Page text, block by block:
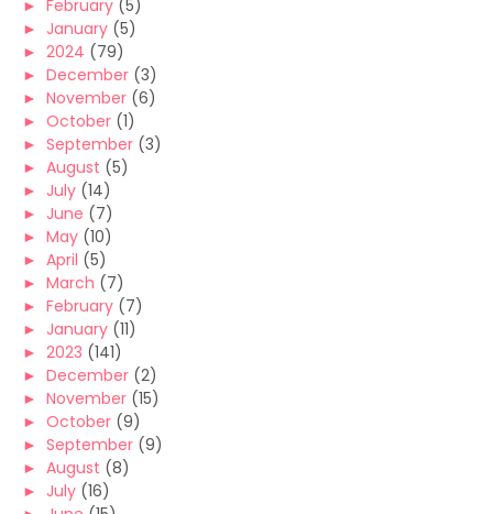
► February (5)
► January (5)
► 2024 (79)
► December (3)
► November (6)
► October (1)
► September (3)
► August (5)
► July (14)
► June (7)
► May (10)
► April (5)
► March (7)
► February (7)
► January (11)
► 2023 (141)
► December (2)
► November (15)
► October (9)
► September (9)
► August (8)
► July (16)